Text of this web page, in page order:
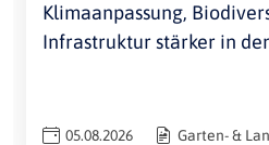
Klimaanpassung,
Infrastruktur stärker in
05.08.2026 Garten- &